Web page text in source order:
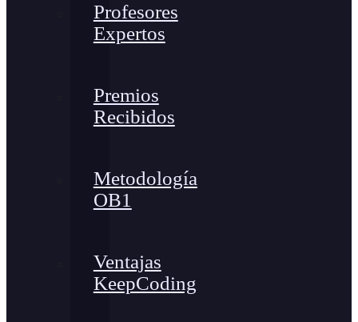
Profesores
Expertos
Premios
Recibidos
Metodología
OB1
Ventajas
KeepCoding